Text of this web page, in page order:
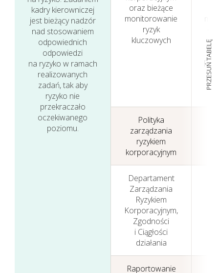
Działania w sferze
PRZESUŃ TABELĘ
kadry kierowniczej
jest bieżący nadzór
nad stosowaniem
odpowiednich
odpowiedzi
na ryzyko w ramach
realizowanych
zadań, tak aby
ryzyko nie
przekraczało
oczekiwanego
poziomu.
oraz bieżące
monitorowanie
ryzyk
kluczowych
Polityka
zarządzania
ryzykiem
korporacyjnym
Departament
Zarządzania
Ryzykiem
Korporacyjnym,
Zgodności
i Ciągłości
działania
Raportowanie